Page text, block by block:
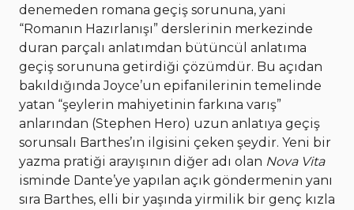
denemeden romana geçiş sorununa, yani
“Romanın Hazırlanışı” derslerinin merkezinde
duran parçalı anlatımdan bütüncül anlatıma
geçiş sorununa getirdiği çözümdür. Bu açıdan
bakıldığında Joyce’un epifanilerinin temelinde
yatan “şeylerin mahiyetinin farkına varış”
anlarından (Stephen Hero) uzun anlatıya geçiş
sorunsalı Barthes’ın ilgisini çeken şeydir. Yeni bir
yazma pratiği arayışının diğer adı olan Nova Vita
isminde Dante’ye yapılan açık göndermenin yanı
sıra Barthes, elli bir yaşında yirmilik bir genç kızla